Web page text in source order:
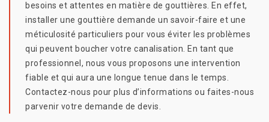
besoins et attentes en matière de gouttières. En effet,
installer une gouttière demande un savoir-faire et une
méticulosité particuliers pour vous éviter les problèmes
qui peuvent boucher votre canalisation. En tant que
professionnel, nous vous proposons une intervention
fiable et qui aura une longue tenue dans le temps.
Contactez-nous pour plus d’informations ou faites-nous
parvenir votre demande de devis.